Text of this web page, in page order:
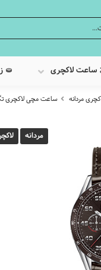
ساعت لاکچری
مردانه ساعت مچی لاکچری
مردانه